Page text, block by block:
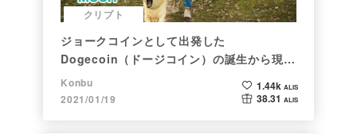
クリプト
ジョークコインとして出発した
Dogecoin（ドージコイン）の誕生から現在
まで。注目される非証券性🐶
Konbu
2021/01/19
1.44k ALIS
38.31 ALIS